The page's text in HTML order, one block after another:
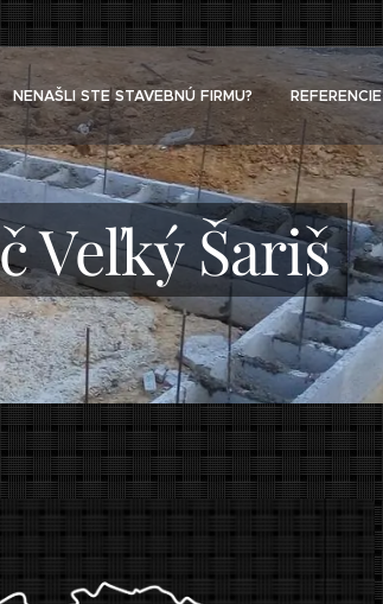
NENAŠLI STE STAVEBNÚ FIRMU? REFERENCIE
Veľký Šariš